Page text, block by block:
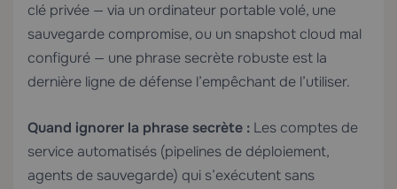
clé privée — via un ordinateur portable volé, une
sauvegarde compromise, ou un snapshot cloud mal
configuré — une phrase secrète robuste est la
dernière ligne de défense l’empêchant de l’utiliser.
Quand ignorer la phrase secrète : Les comptes de
service automatisés (pipelines de déploiement,
agents de sauvegarde) qui s’exécutent sans